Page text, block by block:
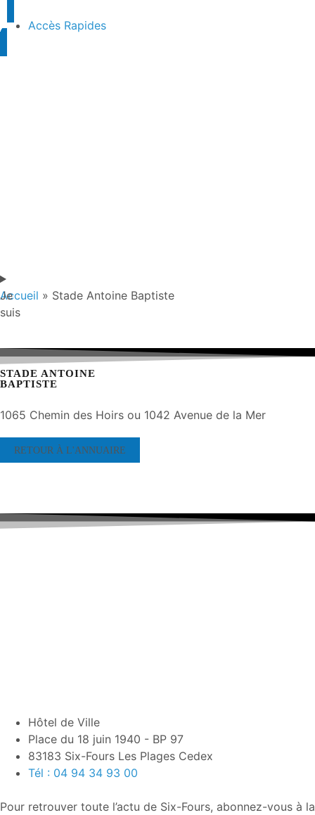
Accès Rapides
Je
suis
Accueil » Stade Antoine Baptiste
STADE ANTOINE
BAPTISTE
1065 Chemin des Hoirs ou 1042 Avenue de la Mer
RETOUR À L'ANNUAIRE
Hôtel de Ville
Place du 18 juin 1940 - BP 97
83183 Six-Fours Les Plages Cedex
Tél : 04 94 34 93 00
Pour retrouver toute l’actu de Six-Fours, abonnez-vous à la